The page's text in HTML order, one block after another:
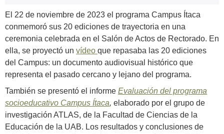
El 22 de noviembre de 2023 el programa Campus Ítaca
conmemoró sus 20 ediciones de trayectoria en una
ceremonia celebrada en el Salón de Actos de Rectorado. En
ella, se proyectó un vídeo que repasaba las 20 ediciones
del Campus: un documento audiovisual histórico que
representa el pasado cercano y lejano del programa.
También se presentó el informe Evaluación del programa
socioeducativo Campus Ítaca, elaborado por el grupo de
investigación ATLAS, de la Facultad de Ciencias de la
Educación de la UAB. Los resultados y conclusiones de